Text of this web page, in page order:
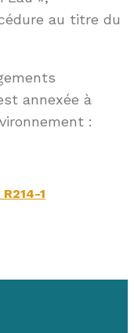
au titre du
annexée à
:
1